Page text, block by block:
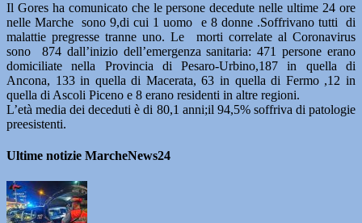
Il Gores ha comunicato che le persone decedute nelle ultime 24 ore
nelle Marche sono 9,di cui 1 uomo e 8 donne .Soffrivano tutti di
malattie pregresse tranne uno. Le morti correlate al Coronavirus
sono 874 dall’inizio dell’emergenza sanitaria: 471 persone erano
domiciliate nella Provincia di Pesaro-Urbino,187 in quella di
Ancona, 133 in quella di Macerata, 63 in quella di Fermo ,12 in
quella di Ascoli Piceno e 8 erano residenti in altre regioni.
L’età media dei deceduti è di 80,1 anni;il 94,5% soffriva di patologie
preesistenti.
Ultime notizie MarcheNews24